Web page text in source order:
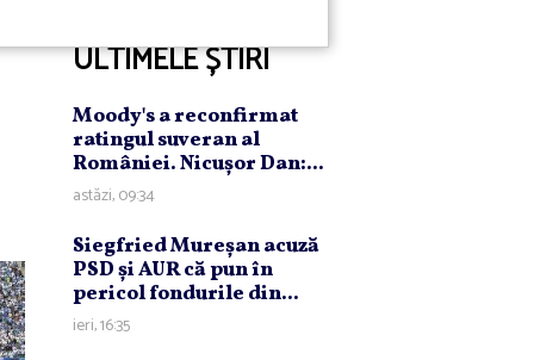
ULTIMELE ȘTIRI
Moody's a reconfirmat
ratingul suveran al
României. Nicuşor Dan:...
astăzi, 09:34
Siegfried Mureşan acuză
PSD şi AUR că pun în
pericol fondurile din...
ieri, 16:35